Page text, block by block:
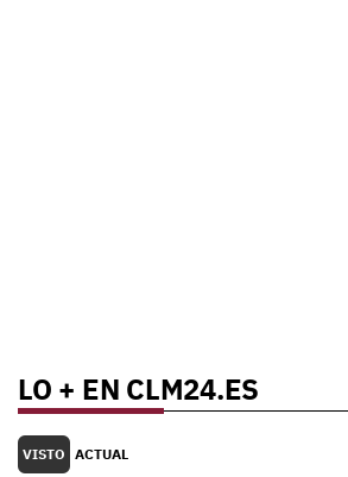
LO + EN CLM24.ES
VISTO ACTUAL